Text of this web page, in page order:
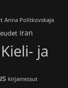
Anna Politkovskaja
Iran
Kieli- ja
kirjamessut